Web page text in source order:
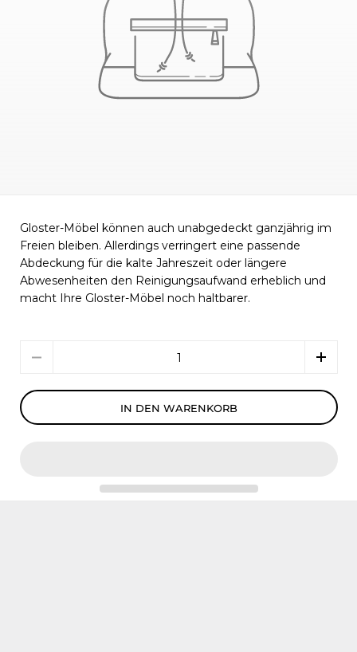
Gloster-Möbel können auch unabgedeckt ganzjährig im
Freien bleiben. Allerdings verringert eine passende
Abdeckung für die kalte Jahreszeit oder längere
Abwesenheiten den Reinigungsaufwand erheblich und
macht Ihre Gloster-Möbel noch haltbarer.
IN DEN WARENKORB